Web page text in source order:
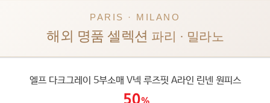
PARIS · MILANO
해외 명품 셀렉션 파리 · 밀라노
엘프 다크그레이 5부소매 V넥 루즈핏 A라인 린넨 원피스